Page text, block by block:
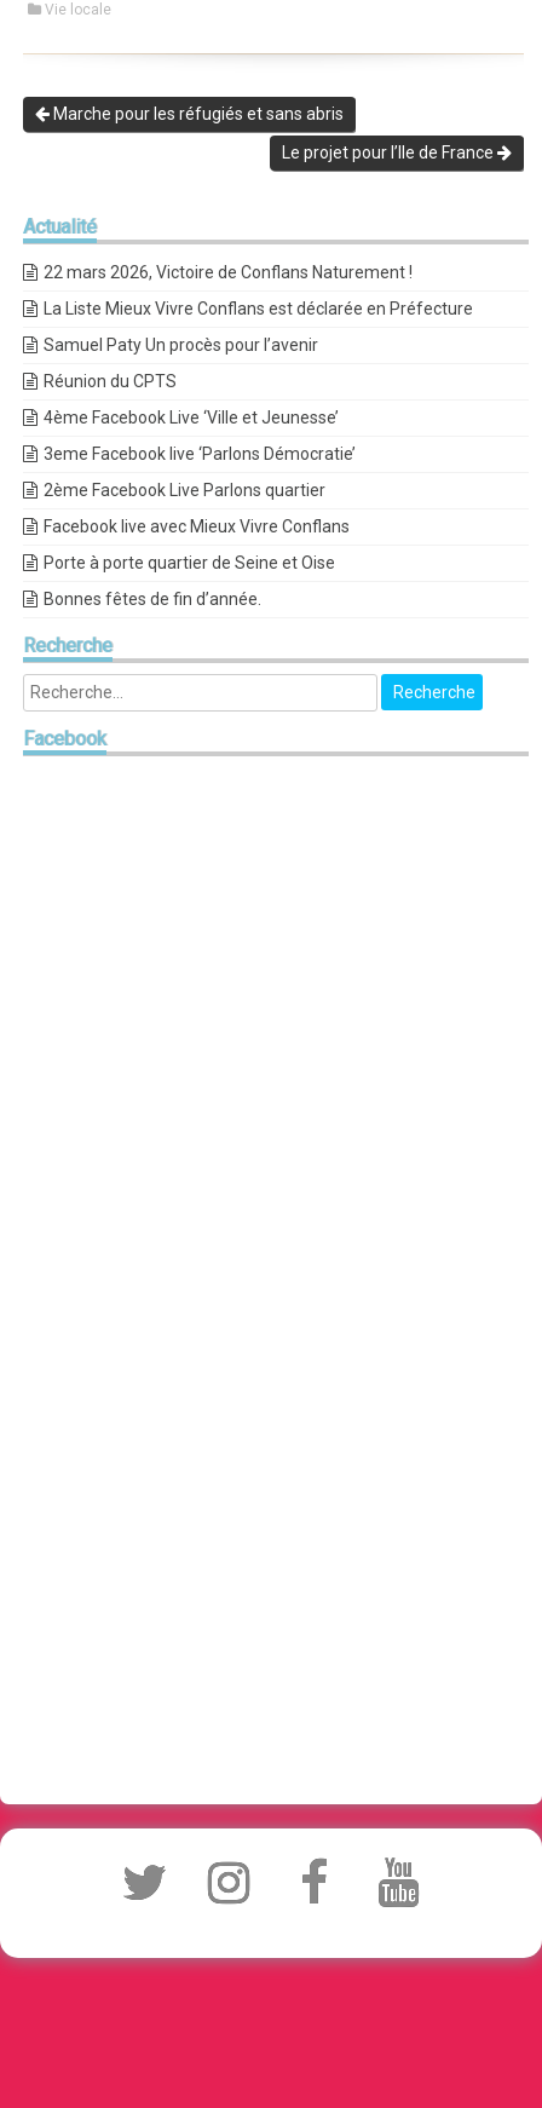
Vie locale
Marche pour les réfugiés et sans abris
Le projet pour l’Ile de France
Actualité
22 mars 2026, Victoire de Conflans Naturement !
La Liste Mieux Vivre Conflans est déclarée en Préfecture
Samuel Paty Un procès pour l’avenir
Réunion du CPTS
4ème Facebook Live ‘Ville et Jeunesse’
3eme Facebook live ‘Parlons Démocratie’
2ème Facebook Live Parlons quartier
Facebook live avec Mieux Vivre Conflans
Porte à porte quartier de Seine et Oise
Bonnes fêtes de fin d’année.
Recherche
Facebook